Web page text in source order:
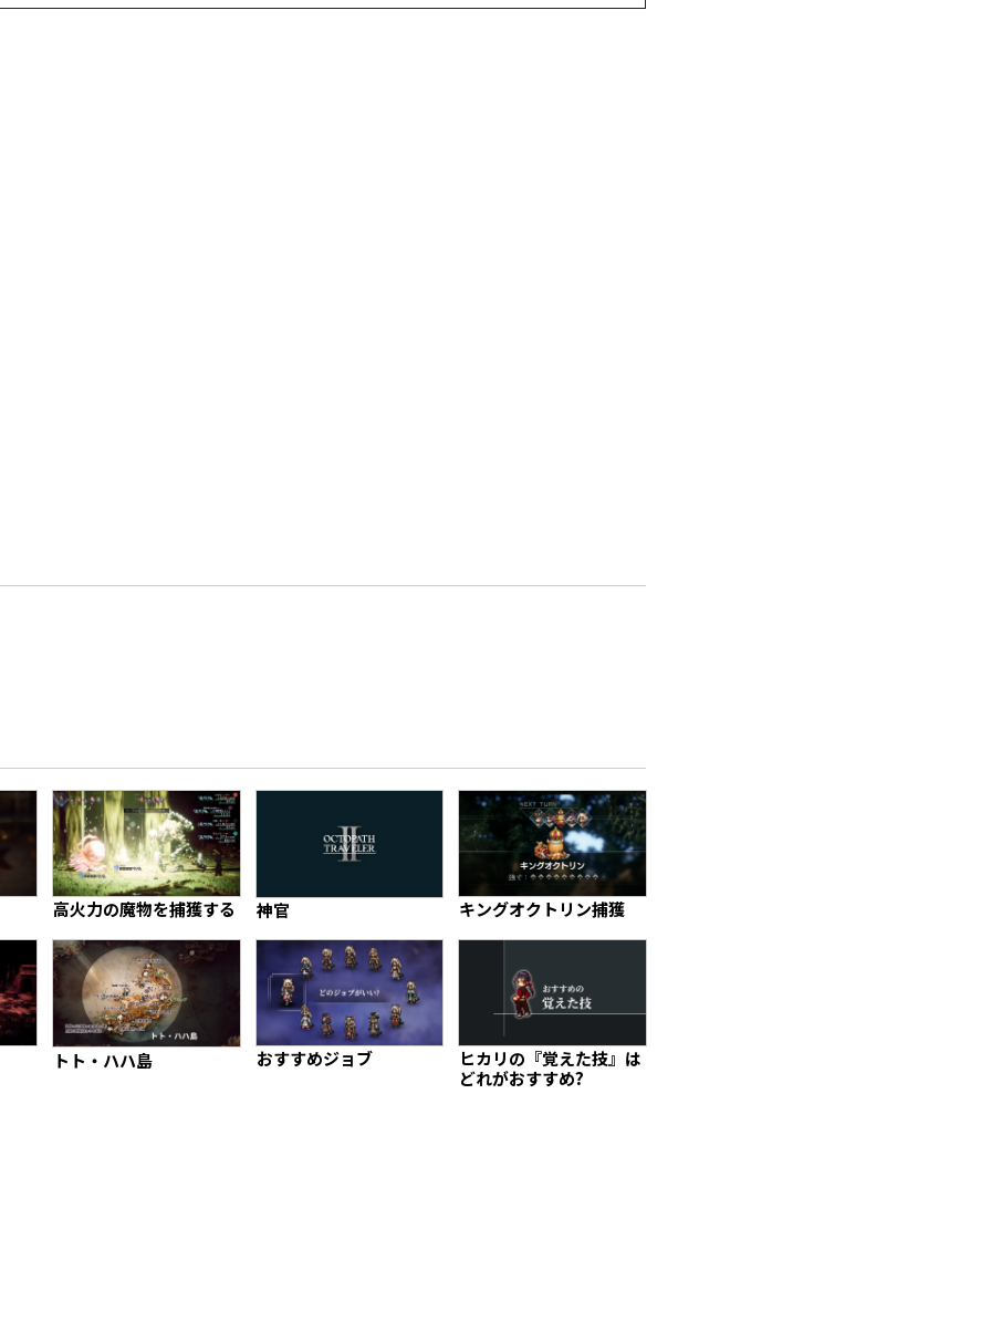
高火力の魔物を捕獲する 神官 キングオクトリン捕獲
トト・ハハ島 おすすめジョブ
ヒカリの『覚えた技』は
どれがおすすめ?